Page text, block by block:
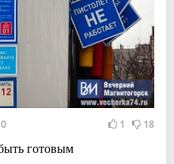
1 18
готовым